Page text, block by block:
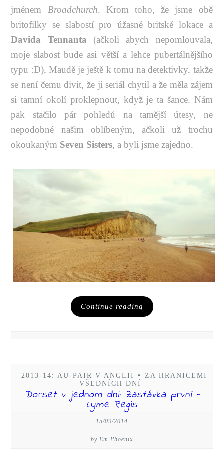
jménem Broadchurch. Krom toho, že jsme obě
britofilky se slabostí pro úžasné britské lokace a
Davida Tennanta (ačkoli abych nepomlouvala,
moje slabost bude asi větší a lehce pubertálnějšího
typu :D), Maudě je ještě k tomu na detektivky, takže
se není čemu divit, že ji seriál chytil a že měla zájem
si tamní okolí proklepnout, když je ta šance. Nám
pak stačilo pár pohledů na tamější útesy, ne
nepodobné našim oblíbeným, ačkoli už trochu
okoukaným Seven Sisters, a byli jsme zajedno.
Continue reading
2013-14: AU-PAIR V ANGLII •
ZA HRANICEMI
VŠEDNÍCH DNÍ
Dorset v jednom dni: Zastávka první –
Lyme Regis
15/09/2014
by Em Phoenix